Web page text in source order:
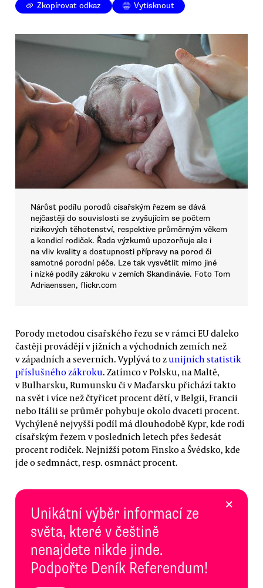
Zkopírovat odkaz Vytisknout
Nárůst podílu porodů císařským řezem se dává
nejčastěji do souvislosti se zvyšujícím se počtem
rizikových těhotenství, respektive průměrným věkem
a kondicí rodiček. Řada výzkumů upozorňuje ale i
na vliv kvality a dostupnosti přípravy na porod či
samotné porodní péče. Lze tak vysvětlit mimo jiné
i nízké podíly zákroku v zemích Skandinávie. Foto Tom
Adriaenssen, flickr.com
Porody metodou císařského řezu se v rámci EU daleko
častěji provádějí v jižních a východních zemích než
v západních a severních. Vyplývá to zunijních statistik
příslušného zákroku. Zatímco v Polsku, na Maltě,
v Bulharsku, Rumunsku či v Maďarsku přichází takto
na svět i více než čtyřicet procent dětí, v Belgii, Francii
nebo Itálii se průměr pohybuje okolo dvaceti procent.
Vychýleně nejvyšší podíl má dlouhodobě Kypr, kde rodí
císařským řezem v posledních letech přes šedesát
procent rodiček. Nejnižší potom Finsko a Švédsko, kde
jde o sedmnáct, resp. osmnáct procent.
Unikátní výběr informací ze
světa, které v češtině
nenajdete nikde jinde.
Podpořte Deník Referendum!
×